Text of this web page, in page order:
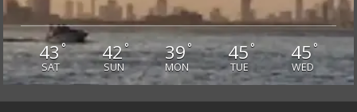
43°
SAT
42°
SUN
39°
MON
45°
TUE
45°
WED